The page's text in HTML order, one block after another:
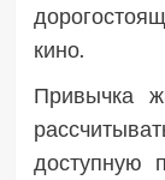
кино.
Привычка
доступную